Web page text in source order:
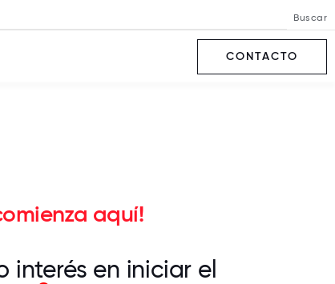
Buscar
CONTACTO
aquí!
en iniciar el